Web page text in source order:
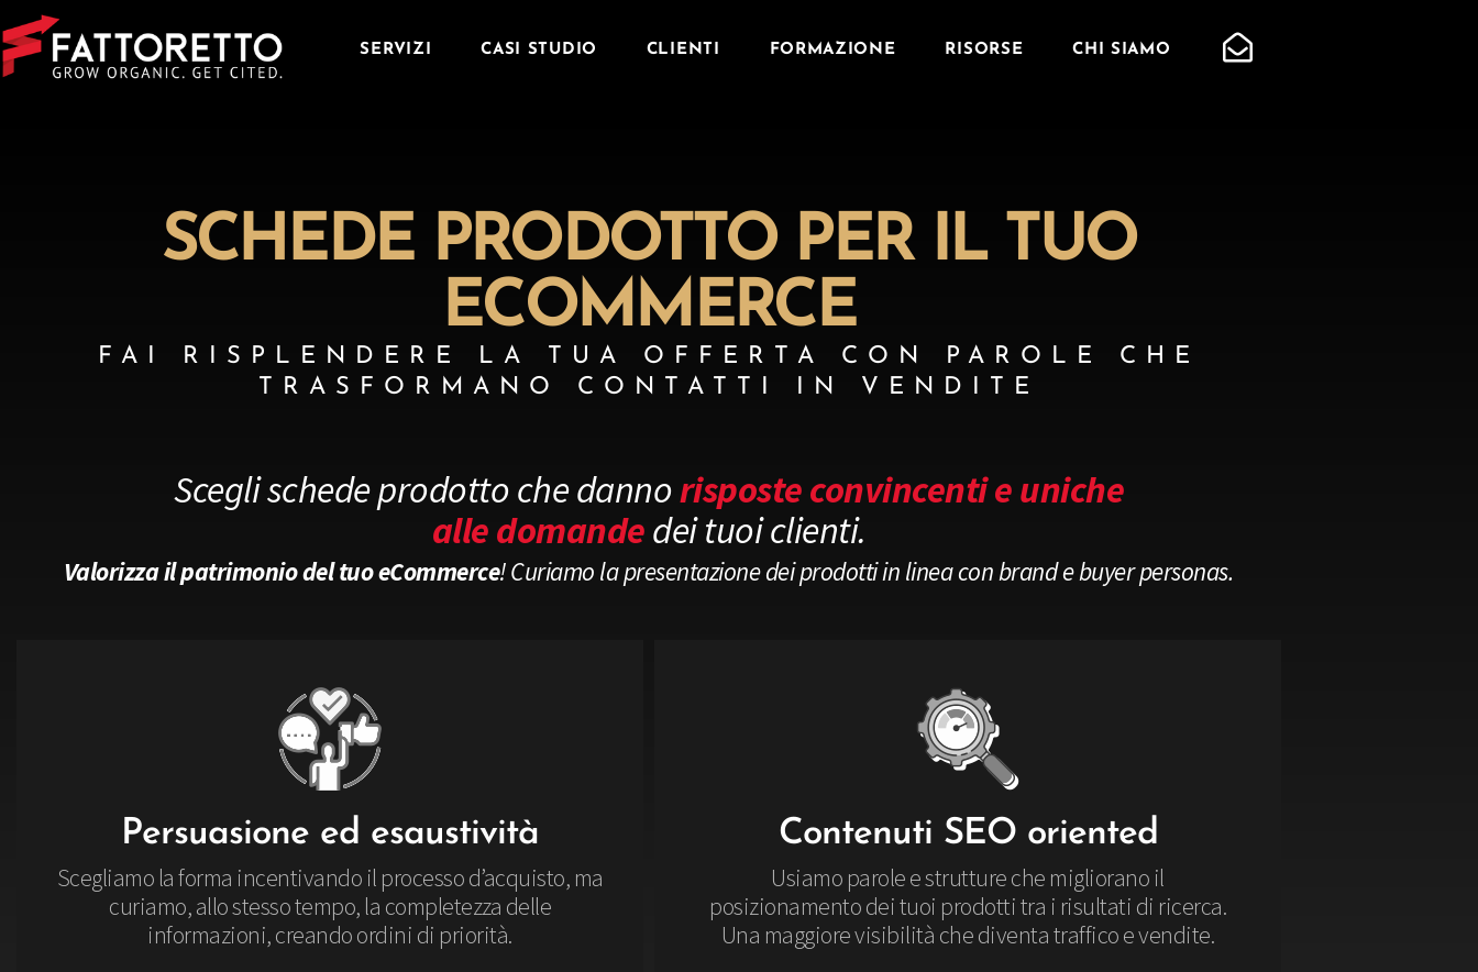
SERVIZI CASI STUDIO CLIENTI FORMAZIONE RISORSE CHI SIAMO
SCHEDE PRODOTTO PER IL TUO
ECOMMERCE
FAI RISPLENDERE LA TUA OFFERTA CON PAROLE CHE
TRASFORMANO CONTATTI IN VENDITE
Scegli schede prodotto che dannorisposte convincenti e uniche
alle domandedei tuoi clienti.
Valorizza il patrimonio del tuo eCommerce! Curiamo la presentazione dei prodotti in linea con brand e buyer personas.
Persuasione ed esaustività
Scegliamo la forma incentivando il processo d’acquisto, ma
curiamo, allo stesso tempo, la completezza delle
informazioni, creando ordini di priorità.
Contenuti SEO oriented
Usiamo parole e strutture che migliorano il
posizionamento dei tuoi prodotti tra i risultati di ricerca.
Una maggiore visibilità che diventa traffico e vendite.